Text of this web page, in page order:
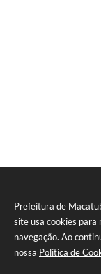
Prefeitura de
site usa cookies para
navegação. Ao
nossa Política de